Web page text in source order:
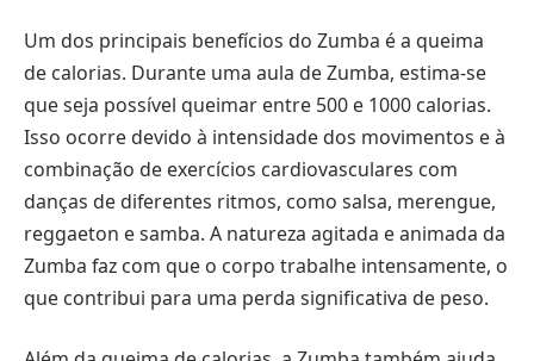
Um dos principais benefícios do Zumba é a queima
de calorias. Durante uma aula de Zumba, estima-se
que seja possível queimar entre 500 e 1000 calorias.
Isso ocorre devido à intensidade dos movimentos e à
combinação de exercícios cardiovasculares com
danças de diferentes ritmos, como salsa, merengue,
reggaeton e samba. A natureza agitada e animada da
Zumba faz com que o corpo trabalhe intensamente, o
que contribui para uma perda significativa de peso.